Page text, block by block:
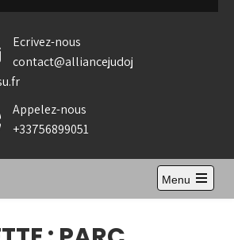
Judo Jiu-jitsu
Ecrivez-nous
contact@alliancejudoj
Appelez-nous
+33756899051
Menu
Open